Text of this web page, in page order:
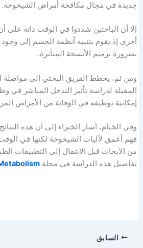
جديدة في مجال مكافحة أمراض الشيخوخة.
إلا أن الباحثين شددوا في الوقت ذاته على
أخرى إذ يقوم بتنبيه أنظمة الجسم إلى
بضرورة ترميم الأنسجة المتأثرة.
ومن ثم، يخطط الفريق البحثي إلى مواصلة
المقبلة لدراسة تأثير التدخل المباشر في
إمكانية توظيفه في الوقاية من الأمراض
وفي الختام، أشار الخبراء إلى أن هذه
فهم أعمق لآليات الشيخوخة لكنها في
من الأبحاث قبل الانتقال إلى التطبيقات
تفاصيل هذه الدراسة في مجلة
السابق